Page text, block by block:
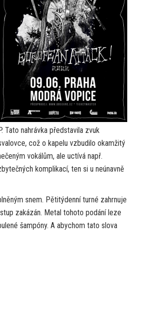
Tato nahrávka představila zvuk
což o kapelu vzbudilo okamžitý
vokálům, ale uctívá např.
komplikací, ten si u neúnavně
snem. Pětitýdenní turné zahrnuje
zakázán. Metal tohoto podání leze
šampóny. A abychom tato slova